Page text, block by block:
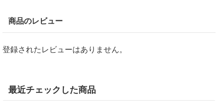
商品のレビュー
登録されたレビューはありません。
最近チェックした商品